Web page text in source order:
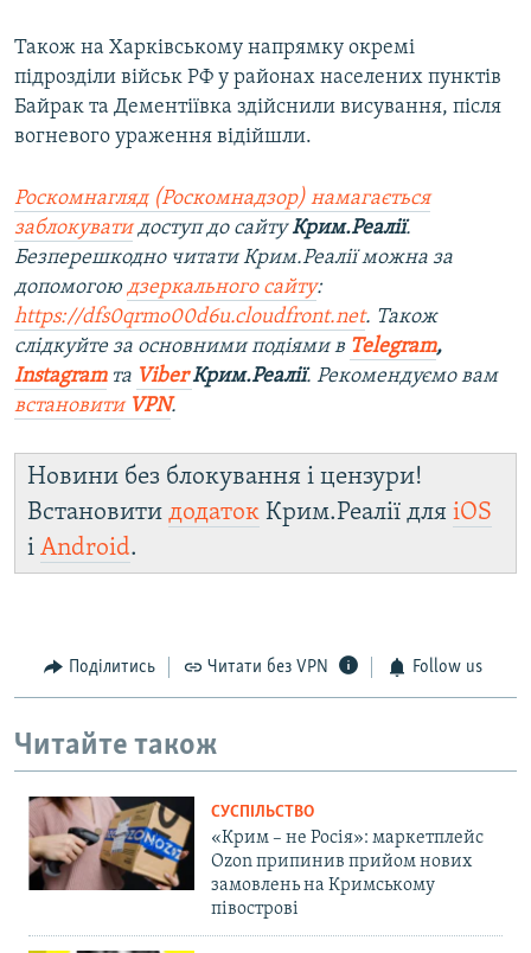
Також на Харківському напрямку окремі
підрозділи військ РФ у районах населених пунктів
Байрак та Дементіївка здійснили висування, після
вогневого ураження відійшли.
Роскомнагляд (Роскомнадзор) намагається
заблокуватидоступ до сайтуКрим.Реалії.
Безперешкодно читати Крим.Реалії можна за
допомогою дзеркального сайту:
https://dfs0qrmo00d6u.cloudfront.net. Також
слідкуйте за основними подіями в Telegram,
Instagramта ViberКрим.Реалії. Рекомендуємо вам
встановити VPN.
Новини без блокування і цензури!
Встановити додаток Крим.Реалії для iOS
і Android.
Поділитись Читати без VPN Follow us
Читайте також
СУСПІЛЬСТВО
«Крим – не Росія»: маркетплейс
Ozon припинив прийом нових
замовлень на Кримському
півострові